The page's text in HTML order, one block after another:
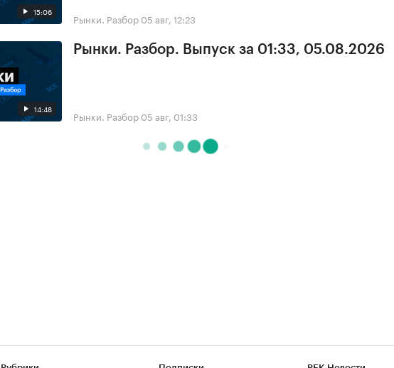
15:06 Рынки. Разбор 05 авг, 12:23
14:48
Рынки. Разбор. Выпуск за 01:33, 05.08.2026
Рынки. Разбор 05 авг, 01:33